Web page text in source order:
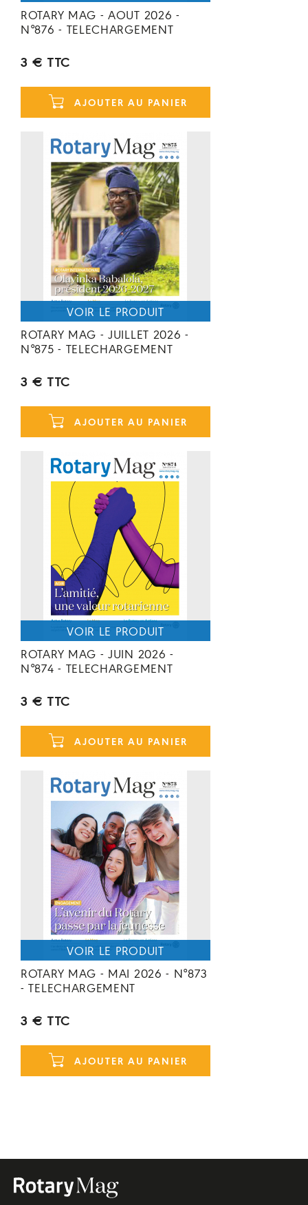
ROTARY MAG - AOUT 2026 -
N°876 - TELECHARGEMENT
3 € TTC
AJOUTER AU PANIER
ROTARY MAG - JUILLET 2026 -
N°875 - TELECHARGEMENT
3 € TTC
AJOUTER AU PANIER
ROTARY MAG - JUIN 2026 -
N°874 - TELECHARGEMENT
3 € TTC
AJOUTER AU PANIER
ROTARY MAG - MAI 2026 - N°873
- TELECHARGEMENT
3 € TTC
AJOUTER AU PANIER